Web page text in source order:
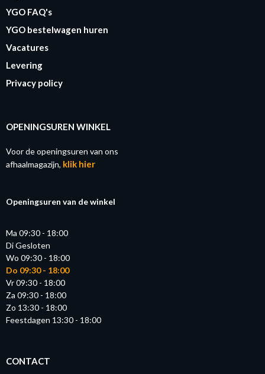
YGO FAQ's
YGO bestelwagen huren
Vacatures
Levering
Privacy policy
OPENINGSUREN WINKEL
Voor de openingsuren van ons
afhaalmagazijn, klik hier
Openingsuren van de winkel
Ma 09:30 - 18:00
Di Gesloten
Wo 09:30 - 18:00
Do 09:30 - 18:00
Vr 09:30 - 18:00
Za 09:30 - 18:00
Zo 13:30 - 18:00
Feestdagen 13:30 - 18:00
CONTACT